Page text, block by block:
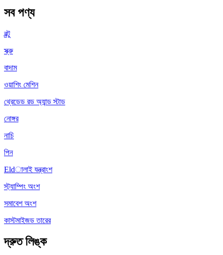
সব পণ্য
বল্টু
স্ক্রু
বাদাম
ওয়াশিং মেশিন
থ্রেডেড রড অ্যান্ড স্টাড
নোঙ্গর
নাচি
পিন
Eldালাই যন্ত্রাংশ
স্ট্যাম্পিং অংশ
সমাবেশ অংশ
কাস্টমাইজড তারের
দ্রুত লিঙ্ক